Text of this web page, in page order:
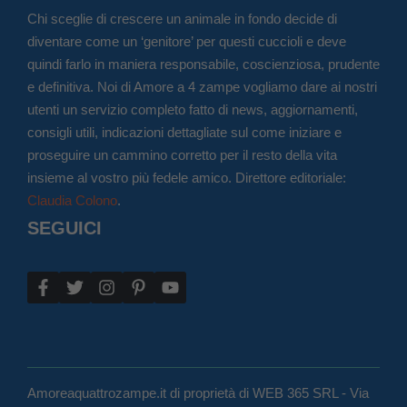
Chi sceglie di crescere un animale in fondo decide di
diventare come un ‘genitore’ per questi cuccioli e deve
quindi farlo in maniera responsabile, coscienziosa, prudente
e definitiva. Noi di Amore a 4 zampe vogliamo dare ai nostri
utenti un servizio completo fatto di news, aggiornamenti,
consigli utili, indicazioni dettagliate sul come iniziare e
proseguire un cammino corretto per il resto della vita
insieme al vostro più fedele amico. Direttore editoriale:
Claudia Colono.
SEGUICI
Amoreaquattrozampe.it di proprietà di WEB 365 SRL - Via